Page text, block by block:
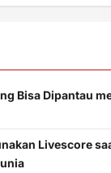
Bisa Dipantau
Livescore